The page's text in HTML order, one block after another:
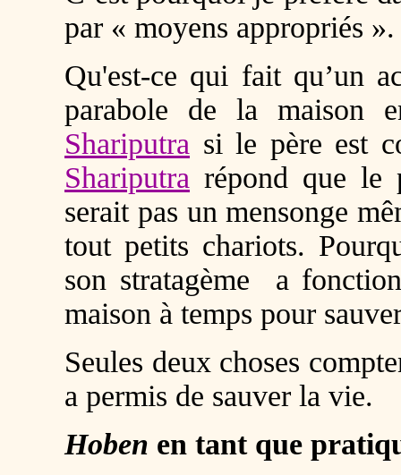
par « moyens appropriés ».
Qu'est-ce qui fait qu’un
parabole de la maison
Shariputra si le père est
Shariputra répond que le
serait pas un mensonge
tout petits chariots.
son stratagème a
maison à temps pour
Seules deux choses
a permis de sauver la vie.
Hoben en tant que